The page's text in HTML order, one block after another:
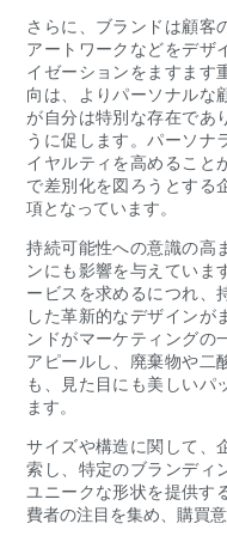
さらに、ブランドは顧客
アートワークなどをデザ
イゼーションをますます
向は、よりパーソナルな
が自分は特別な存在であ
うに促します。パーソナ
イヤルティを高めること
で差別化を図ろうとする
項となっています。
持続可能性への意識の高
ンにも影響を与えていま
ービスを求めるにつれ、
した革新的なデザインが
ンドがマーケティングの
アピールし、廃棄物や二
も、見た目にも美しいパ
ます。
サイズや構造に関して、
索し、特定のブランディ
ユニークな形状を提供す
費者の注目を集め、購買